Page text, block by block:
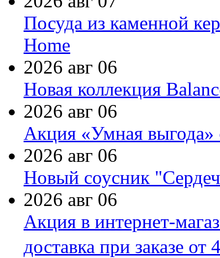
Посуда из каменной
Home
2026 авг 06
Новая коллекция
2026 авг 06
Акция «Умная выгода»
2026 авг 06
Новый соусник
2026 авг 06
Акция в интернет-
доставка при заказе от